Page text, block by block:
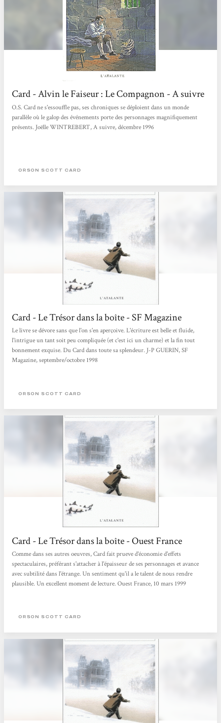
Card - Alvin le Faiseur : Le Compagnon - A suivre
O.S. Card ne s'essouffle pas, ses chroniques se déploient dans un monde
parallèle où le galop des événements porte des personnages magnifiquement
présents. Joëlle WINTREBERT, A suivre, décembre 1996
ORSON SCOTT CARD
Card - Le Trésor dans la boîte - SF Magazine
Le livre se dévore sans que l'on s'en aperçoive. L'écriture est belle et fluide,
l'intrigue un tant soit peu compliquée (et c'est ici un charme) et la fin tout
bonnement exquise. Du Card dans toute sa splendeur. J-P GUERIN, SF
Magazine, septembre/octobre 1998
ORSON SCOTT CARD
Card - Le Trésor dans la boîte - Ouest France
Comme dans ses autres oeuvres, Card fait prueve d'économie d'effets
spectaculaires, préférant s'attacher à l'épaisseur de ses personnages et avance
avec subtilité dans l'étrange. Un sentiment qu'il a le talent de nous rendre
plausible. Un excellent moment de lecture. Ouest France, 10 mars 1999
ORSON SCOTT CARD